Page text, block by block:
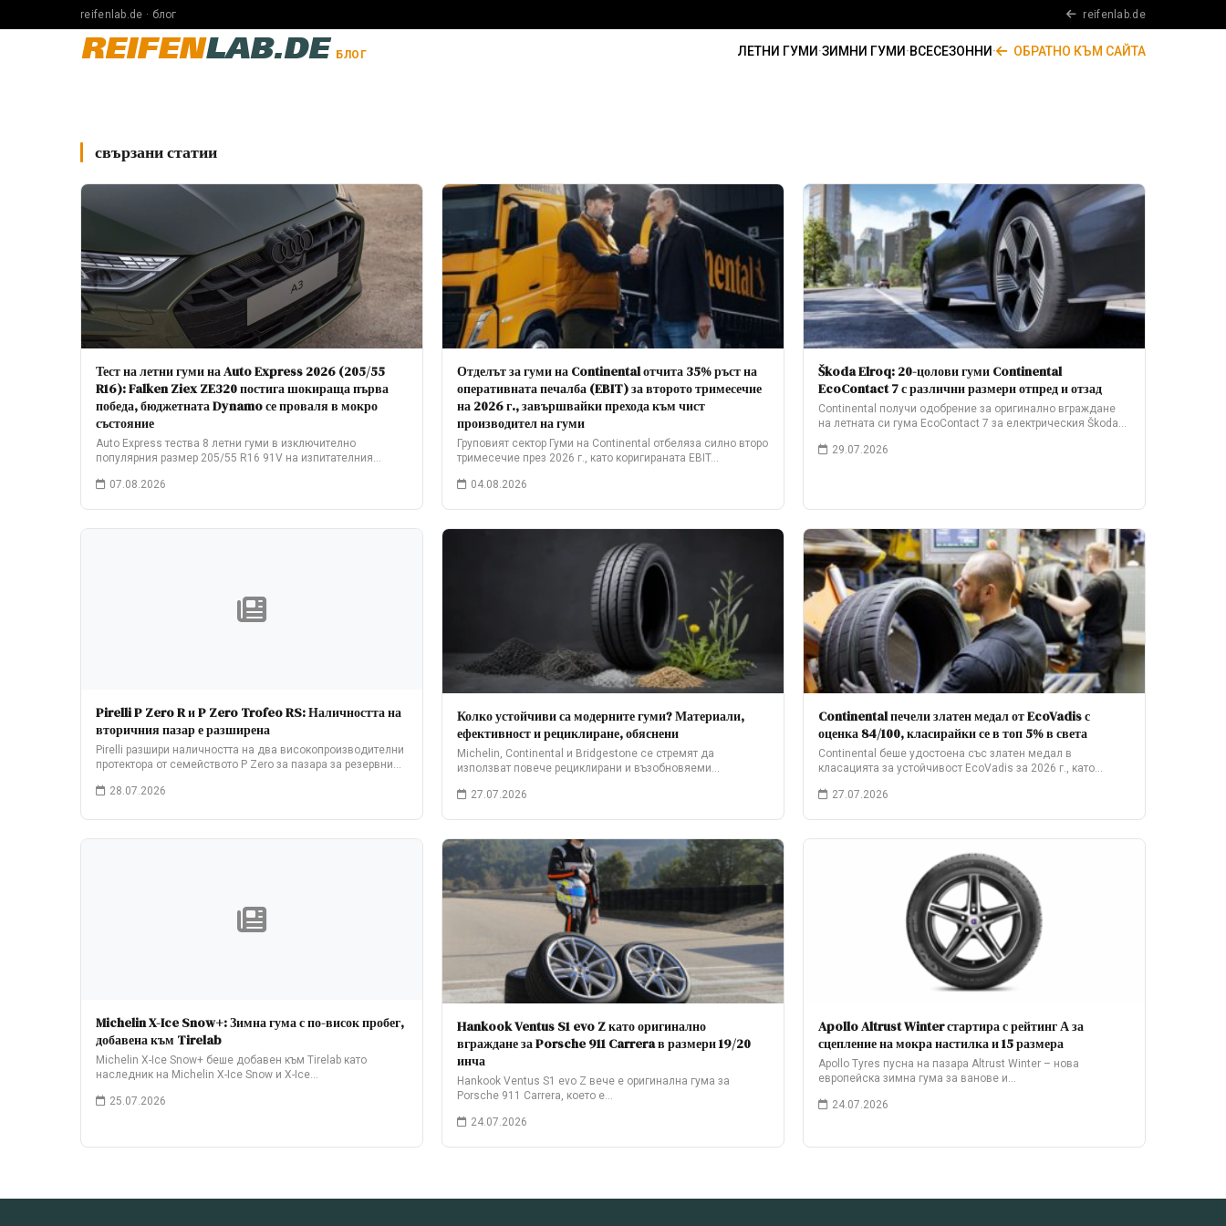
reifenlab.de · блог reifenlab.de
REIFENLAB.DE БЛОГ ЛЕТНИ ГУМИ ·ЗИМНИ ГУМИ ·ВСЕСЕЗОННИ · ОБРАТНО КЪМ САЙТА
свързани статии
Тест на летни гуми на Auto Express 2026 (205/55
R16): Falken Ziex ZE320 постига шокираща първа
победа, бюджетната Dynamo се проваля в мокро
състояние
Auto Express тества 8 летни гуми в изключително
популярния размер 205/55 R16 91V на изпитателния…
07.08.2026
Отделът за гуми на Continental отчита 35% ръст на
оперативната печалба (EBIT) за второто тримесечие
на 2026 г., завършвайки прехода към чист
производител на гуми
Груповият сектор Гуми на Continental отбеляза силно второ
тримесечие през 2026 г., като коригираната EBIT…
04.08.2026
Škoda Elroq: 20-цолови гуми Continental
EcoContact 7 с различни размери отпред и отзад
Continental получи одобрение за оригинално вграждане
на летната си гума EcoContact 7 за електрическия Škoda…
29.07.2026
Pirelli P Zero R и P Zero Trofeo RS: Наличността на
вторичния пазар е разширена
Pirelli разшири наличността на два високопроизводителни
протектора от семейството P Zero за пазара за резервни…
28.07.2026
Колко устойчиви са модерните гуми? Материали,
ефективност и рециклиране, обяснени
Michelin, Continental и Bridgestone се стремят да
използват повече рециклирани и възобновяеми
27.07.2026
Continental печели златен медал от EcoVadis с
оценка 84/100, класирайки се в топ 5% в света
Continental беше удостоена със златен медал в
класацията за устойчивост EcoVadis за 2026 г., като…
27.07.2026
Michelin X-Ice Snow+: Зимна гума с по-висок пробег,
добавена към Tirelab
Michelin X-Ice Snow+ беше добавен към Tirelab като
наследник на Michelin X-Ice Snow и X-Ice…
25.07.2026
Hankook Ventus S1 evo Z като оригинално
вграждане за Porsche 911 Carrera в размери 19/20
инча
Hankook Ventus S1 evo Z вече е оригинална гума за
Porsche 911 Carrera, което е…
24.07.2026
Apollo Altrust Winter стартира с рейтинг А за
сцепление на мокра настилка и 15 размера
Apollo Tyres пусна на пазара Altrust Winter – нова
европейска зимна гума за ванове и…
24.07.2026